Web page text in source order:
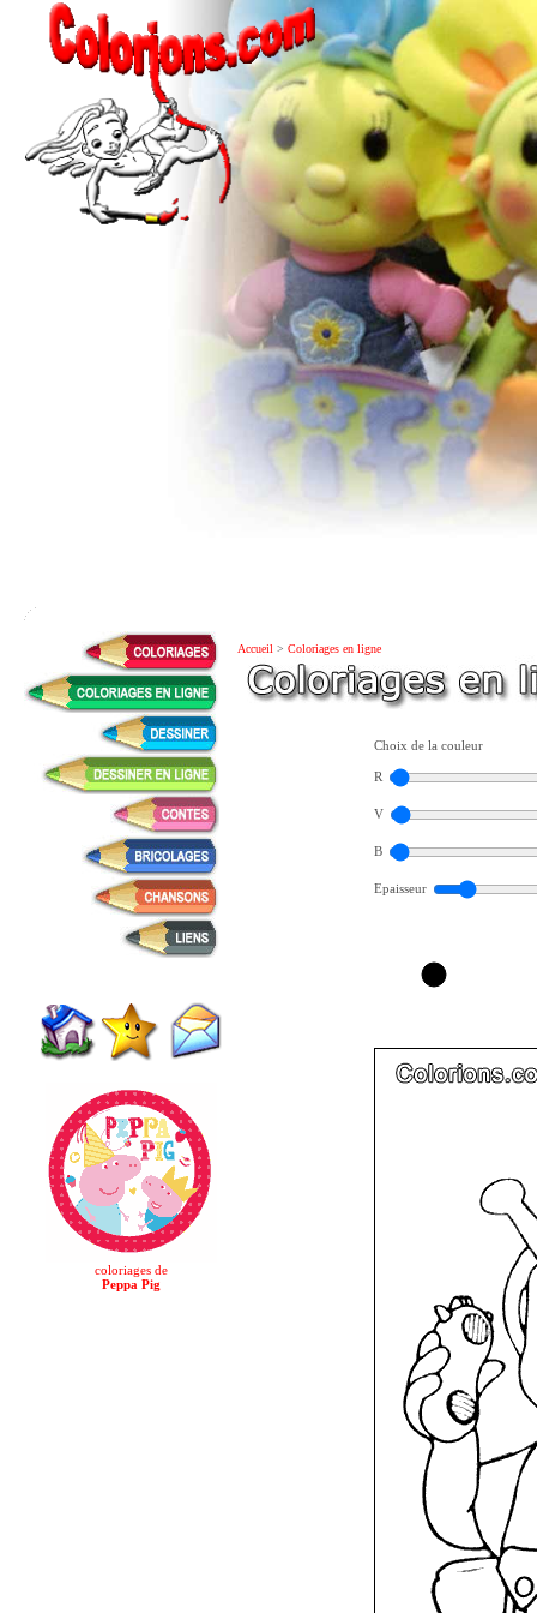
coloriages de
Peppa Pig
Accueil > Coloriages en ligne
Choix de la couleur
R
V
B
Epaisseur